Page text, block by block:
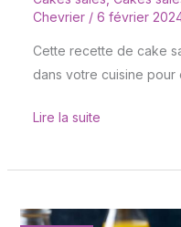
Chevrier / 6 février
Cette recette de cake
dans votre cuisine
Lire la suite